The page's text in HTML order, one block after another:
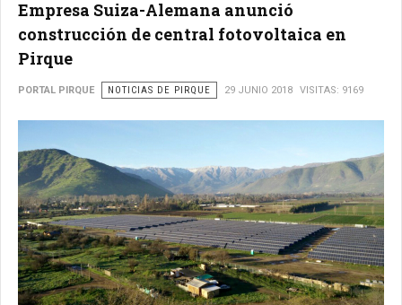
Empresa Suiza-Alemana anunció
construcción de central fotovoltaica en
Pirque
PORTAL PIRQUE NOTICIAS DE PIRQUE 29 JUNIO 2018 VISITAS: 9169